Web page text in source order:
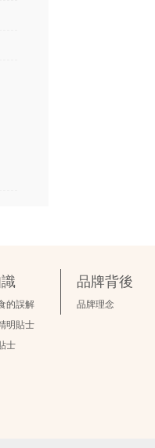
的誤解
明貼士
士
品牌背後
品牌理念